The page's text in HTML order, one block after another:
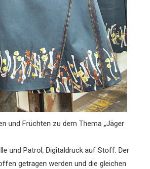
und Früchten zu dem Thema „Jäger
und Patrol, Digitaldruck auf Stoff. Der
getragen werden und die gleichen